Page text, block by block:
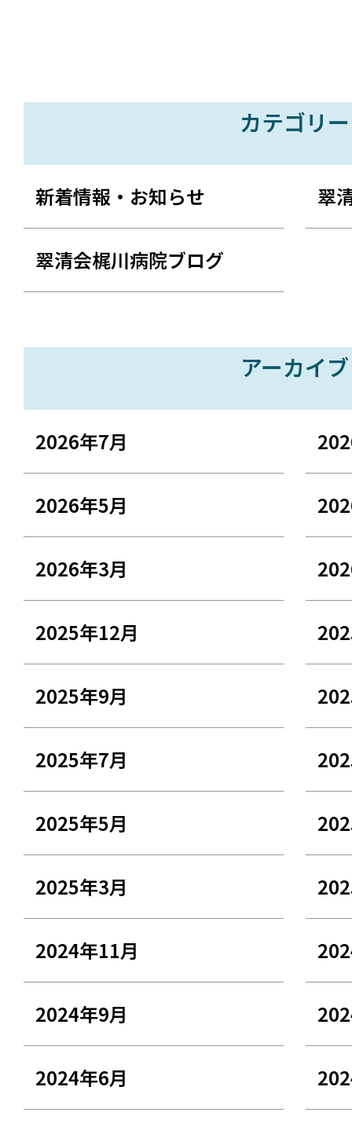
カテゴリー
新着情報・お知らせ 翠
翠清会梶川病院ブログ
アーカイブ
2026年7月
2026年5月
2026年3月
2025年12月
2025年9月
2025年7月
2025年5月
2025年3月
2024年11月
2024年9月
2024年6月